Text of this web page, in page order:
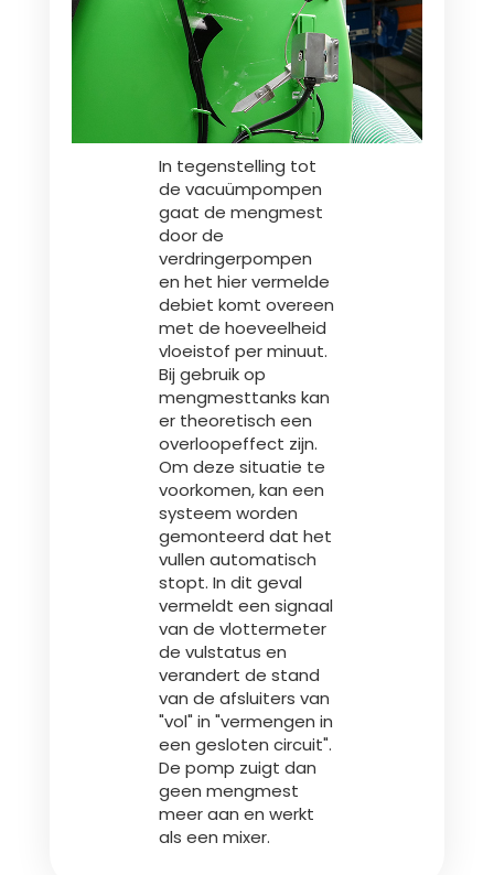
PARTS BOOK
MyJOSKIN
Polski
Brochure downladen
Italiano
Dansk
Română
Suomi
Magyar
Български
Eesti keel
Slovenija
Lietuvių kalba
Česká republika
In tegenstelling tot
de vacuümpompen
gaat de mengmest
door de
verdringerpompen
en het hier vermelde
debiet komt overeen
met de hoeveelheid
vloeistof per minuut.
Bij gebruik op
mengmesttanks kan
er theoretisch een
overloopeffect zijn.
Om deze situatie te
voorkomen, kan een
systeem worden
gemonteerd dat het
vullen automatisch
stopt. In dit geval
vermeldt een signaal
van de vlottermeter
de vulstatus en
verandert de stand
van de afsluiters van
"vol" in "vermengen in
een gesloten circuit".
De pomp zuigt dan
geen mengmest
meer aan en werkt
als een mixer.